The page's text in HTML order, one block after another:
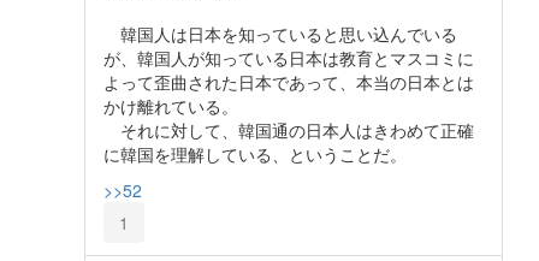
韓国人は日本を知っていると思い込んでいる
が、韓国人が知っている日本は教育とマスコミに
よって歪曲された日本であって、本当の日本とは
かけ離れている。
それに対して、韓国通の日本人はきわめて正確
に韓国を理解している、ということだ。
>>52
1